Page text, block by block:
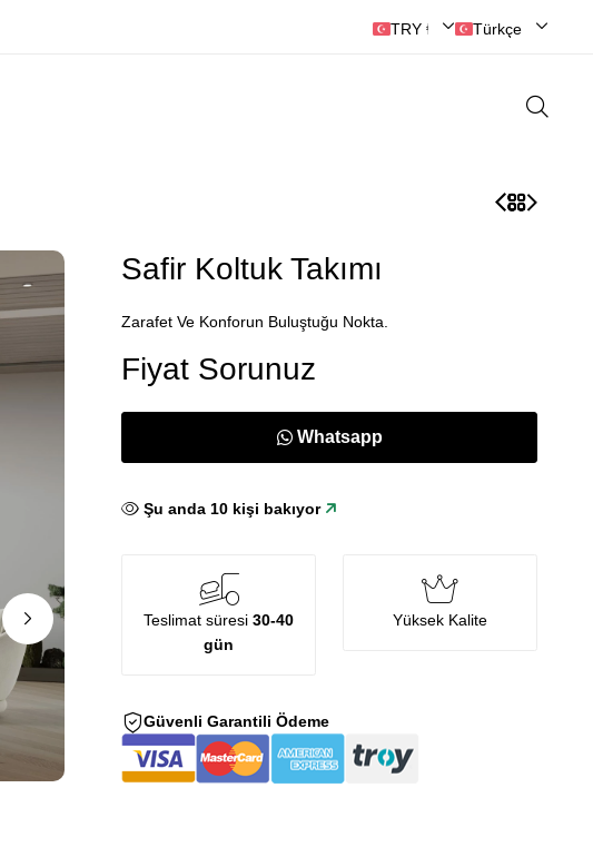
🛒 Online Alışveriş İmkanı - Tüm Dünyada Teslimat
TRY ₺ | Türk Lirası
Türkçe
Safir Koltuk Takımı
Zarafet Ve Konforun Buluştuğu Nokta.
Fiyat Sorunuz
Whatsapp
Şu anda 10 kişi bakıyor
Teslimat süresi30-40
gün
Yüksek Kalite
Güvenli Garantili Ödeme